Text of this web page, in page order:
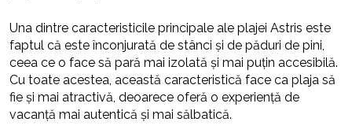
Una dintre caracteristicile principale ale plajei Astris este
faptul că este înconjurată de stânci și de păduri de pini,
ceea ce o face să pară mai izolată și mai puțin accesibilă.
Cu toate acestea, această caracteristică face ca plaja să
fie și mai atractivă, deoarece oferă o experiență de
vacanță mai autentică și mai sălbatică.